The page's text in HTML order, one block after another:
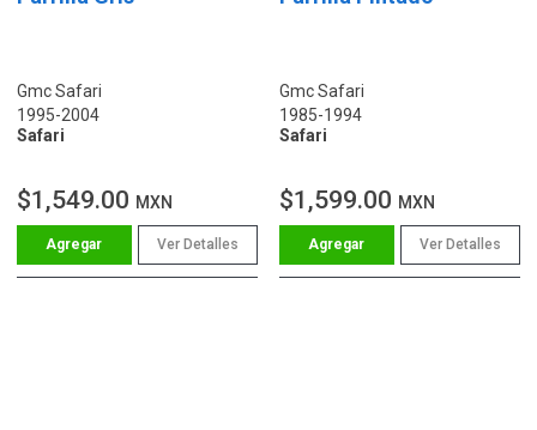
Gmc Safari
1995-2004
Safari
$1,549.00 MXN
Ver Detalles
Gmc Safari
1985-1994
Safari
$1,599.00 MXN
Ver Detalles